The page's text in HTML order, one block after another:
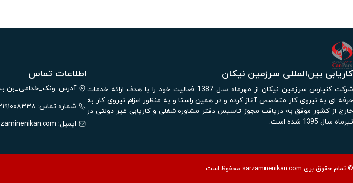
کاریابی بین‌المللی سرزمین نیکان
شرکت کنپارس سرزمین نیکان از مهرماه سال 1387 فعالیت خود را با هدف ارائه خدمات
حرفه ای به نیروی کار متخصص آغاز کرده و در همین راستا و به منظور اعزام نیروی کار به
خارج از کشور موفق به دریافت مجوز تاسیس دفتر مشاوره شغلی و کاریابی غیر دولتی در
تیرماه سال 1395 شده است.
اطلاعات تماس
آدرس: ونک_خدامی_بن
شماره تماس: ۰۲۱۹۱۰۰۸۳۳۸ و ۰۲۱۹۱۰۰۸۳۳۹
ایمیل:
© تمام حقوق برای sarzaminenikan.com محفوظ است.